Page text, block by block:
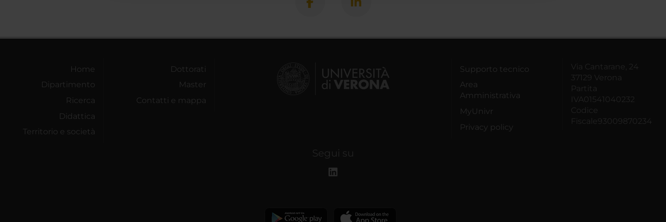
Home
Dipartimento
Ricerca
Didattica
Territorio e società
Dottorati
Master
Contatti e mappa
Supporto tecnico
Area
Amministrativa
MyUnivr
Privacy policy
Via Cantarane, 24
37129 Verona
Partita
IVA01541040232
Codice
Fiscale93009870234
Segui su